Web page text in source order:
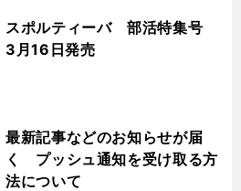
スポルティーバ 部活特集号
3月16日発売
最新記事などのお知らせが届
く プッシュ通知を受け取る方
法について